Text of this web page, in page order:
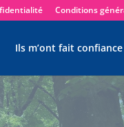
Conditions
Ils m’ont fait confiance